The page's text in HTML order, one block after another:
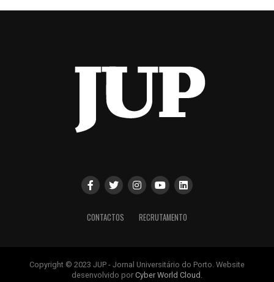
CONTACTOS RECRUTAMENTO
Copyright © 2023 JUP - Jornal Universitário do Porto. Website
desenvolvido por Cyber World Cloud